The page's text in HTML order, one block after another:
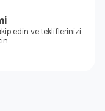
edin ve tekliflerinizi